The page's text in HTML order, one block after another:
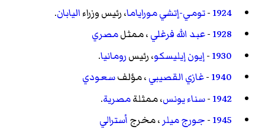
1924
-تومي-إتشي موراياما، رئيس وزراءاليابان.
1928
-عبد الله فرغلي، ممثلمصري
1930
-إيون إيليسكو، رئيسرومانيا.
1940
-غازي القصيبي، مؤلفسعودي
1942
-سناء يونس، ممثلةمصرية.
1945
-جورج ميلر، مخرجأسترالي